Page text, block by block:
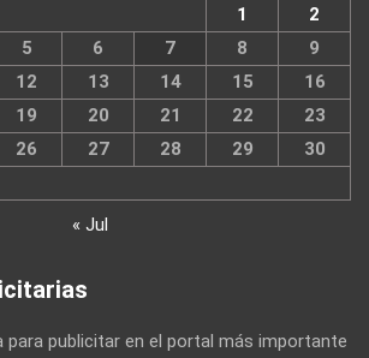
1
2
5 6 7 8
9
12 13 14 15
16
19 20 21 22
23
26 27 28 29
30
« Jul
para publicitar en el portal más importante